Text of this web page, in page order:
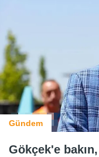
Gündem
Gökçek'e